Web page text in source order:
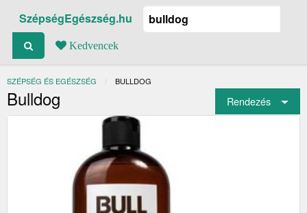
SzépségEgészség.hu
Kedvencek
SZÉPSÉG ÉS EGÉSZSÉG JELENLEGI:
BULLDOG
Bulldog Rendezés